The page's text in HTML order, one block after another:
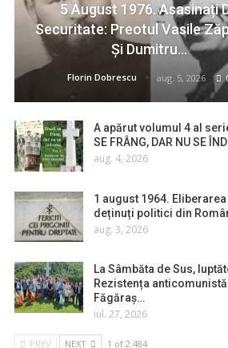
5 August 1976. Asasinați
Securitate: Preotul Vasile
Și Dumitru…
Florin Dobrescu aug. 5, 2026
A apărut volumul 4 al
SE FRÂNG, DAR NU SE
aug. 4, 2026
1 august 1964.
deținuți politici din
aug. 3, 2026
La Sâmbăta de Sus,
Rezistența
Făgăraș…
iul. 27, 2026
PREV NEXT 1 of 2.484